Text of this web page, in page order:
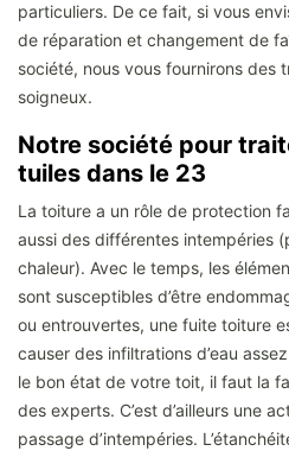
particuliers. De ce fait, si vous
de réparation et changement de
société, nous vous fournirons des
soigneux.
Notre société pour
tuiles dans le 23
La toiture a un rôle de protection
aussi des différentes intempéries
chaleur). Avec le temps, les
sont susceptibles d’être
ou entrouvertes, une fuite toiture
causer des infiltrations d’eau
le bon état de votre toit, il faut la
des experts. C’est d’ailleurs une
passage d’intempéries.